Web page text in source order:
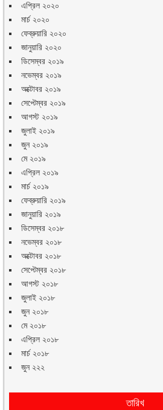
এপ্রিল ২০২০
মার্চ ২০২০
ফেব্রুয়ারি ২০২০
জানুয়ারি ২০২০
ডিসেম্বর ২০১৯
নভেম্বর ২০১৯
অক্টোবর ২০১৯
সেপ্টেম্বর ২০১৯
আগস্ট ২০১৯
জুলাই ২০১৯
জুন ২০১৯
মে ২০১৯
এপ্রিল ২০১৯
মার্চ ২০১৯
ফেব্রুয়ারি ২০১৯
জানুয়ারি ২০১৯
ডিসেম্বর ২০১৮
নভেম্বর ২০১৮
অক্টোবর ২০১৮
সেপ্টেম্বর ২০১৮
আগস্ট ২০১৮
জুলাই ২০১৮
জুন ২০১৮
মে ২০১৮
এপ্রিল ২০১৮
মার্চ ২০১৮
জুন ২২২
তারিখ